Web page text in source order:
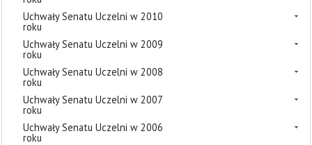
Uchwały Senatu Uczelni w 2010
roku
Uchwały Senatu Uczelni w 2009
roku
Uchwały Senatu Uczelni w 2008
roku
Uchwały Senatu Uczelni w 2007
roku
Uchwały Senatu Uczelni w 2006
roku